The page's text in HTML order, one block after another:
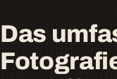
Das